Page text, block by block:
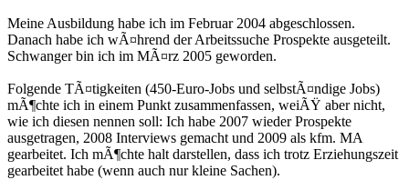
Meine Ausbildung habe ich im Februar 2004 abgeschlossen.
Danach habe ich wÃ¤hrend der Arbeitssuche Prospekte ausgeteilt.
Schwanger bin ich im MÃ¤rz 2005 geworden.
Folgende TÃ¤tigkeiten (450-Euro-Jobs und selbstÃ¤ndige Jobs)
mÃ¶chte ich in einem Punkt zusammenfassen, weiÃŸ aber nicht,
wie ich diesen nennen soll: Ich habe 2007 wieder Prospekte
ausgetragen, 2008 Interviews gemacht und 2009 als kfm. MA
gearbeitet. Ich mÃ¶chte halt darstellen, dass ich trotz Erziehungszeit
gearbeitet habe (wenn auch nur kleine Sachen).